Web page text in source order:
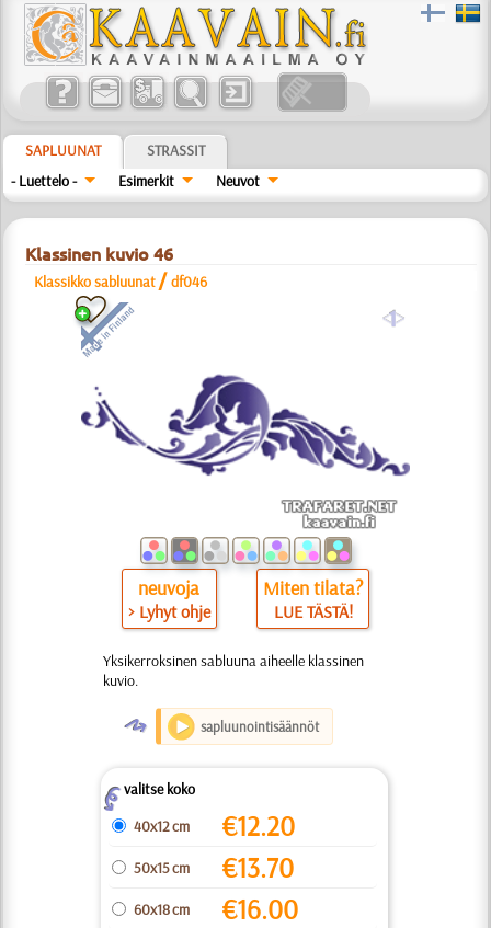
SAPLUUNAT
STRASSIT
- Luettelo -
Esimerkit Neuvot
Klassinen kuvio 46
Klassikko sabluunat /df046
a
neuvoja
> Lyhyt ohje
Miten tilata?
LUE TÄSTÄ!
Yksikerroksinen sabluuna aiheelle klassinen
kuvio.
O sapluunointisäännöt
Zvalitse koko
40x12 cm
€12.20
50x15 cm €13.70
60x18 cm €16.00